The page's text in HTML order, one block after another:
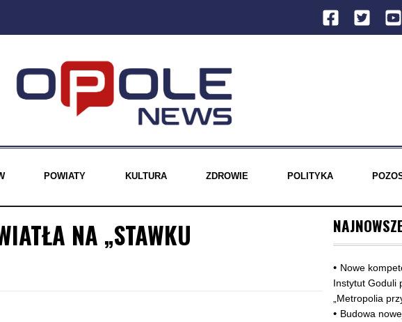
POWIATY KULTURA ZDROWIE POLITYKA
NA „STAWKU
Nowe
Instytut Goduli
„Metropolia
Budowa